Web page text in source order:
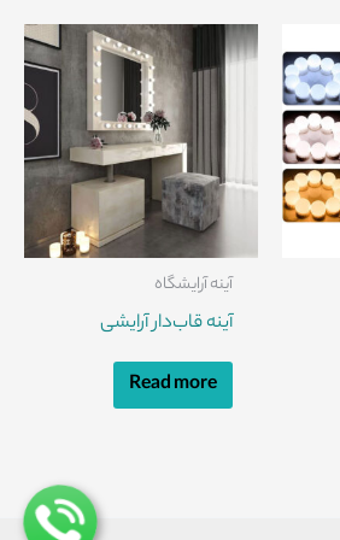
آینه آرایشگاه
آینه قاب‌دار آرایشی
Read more